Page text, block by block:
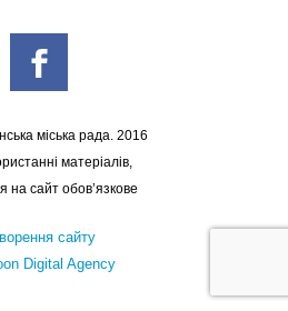
міська рада. 2016
матеріалів,
на сайт обов’язкове
сайту
Digital Agency